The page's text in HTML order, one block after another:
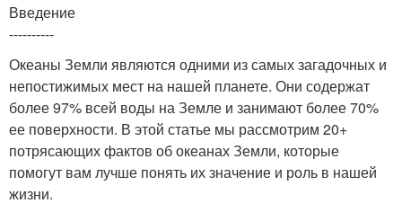
Введение
----------
Океаны Земли являются одними из самых загадочных и
непостижимых мест на нашей планете. Они содержат
более 97% всей воды на Земле и занимают более 70%
ее поверхности. В этой статье мы рассмотрим 20+
потрясающих фактов об океанах Земли, которые
помогут вам лучше понять их значение и роль в нашей
жизни.